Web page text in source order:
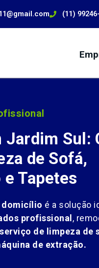
(11)
Sul:
de Sofá,
Tapetes
domicílio é a solução
profissional,
serviço de limpeza de
de extração.